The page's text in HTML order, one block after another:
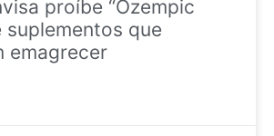
proíbe “Ozempic
suplementos que
emagrecer